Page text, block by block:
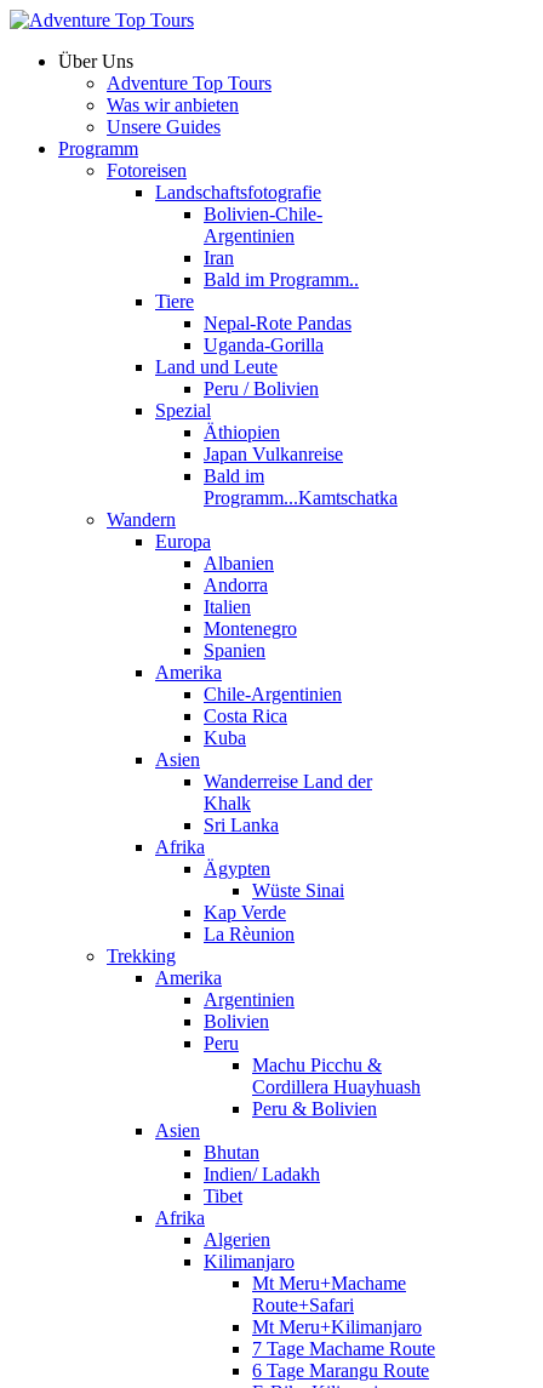
Über Uns
Adventure Top Tours
Was wir anbieten
Unsere Guides
Programm
Fotoreisen
Landschaftsfotografie
Bolivien-Chile-
Argentinien
Iran
Bald im Programm..
Tiere
Nepal-Rote Pandas
Uganda-Gorilla
Land und Leute
Peru / Bolivien
Spezial
Äthiopien
Japan Vulkanreise
Bald im
Programm...Kamtschatka
Wandern
Europa
Albanien
Andorra
Italien
Montenegro
Spanien
Amerika
Chile-Argentinien
Costa Rica
Kuba
Asien
Wanderreise Land der
Khalk
Sri Lanka
Afrika
Ägypten
Wüste Sinai
Kap Verde
La Rèunion
Trekking
Amerika
Argentinien
Bolivien
Peru
Machu Picchu &
Cordillera Huayhuash
Peru & Bolivien
Asien
Bhutan
Indien/ Ladakh
Tibet
Afrika
Algerien
Kilimanjaro
Mt Meru+Machame
Route+Safari
Mt Meru+Kilimanjaro
7 Tage Machame Route
6 Tage Marangu Route